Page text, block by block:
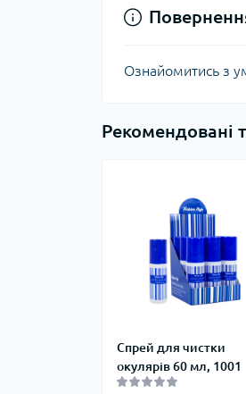
Ознайомитись з
Рекомендовані
Спрей для чистки
окулярів 60 мл, 1001